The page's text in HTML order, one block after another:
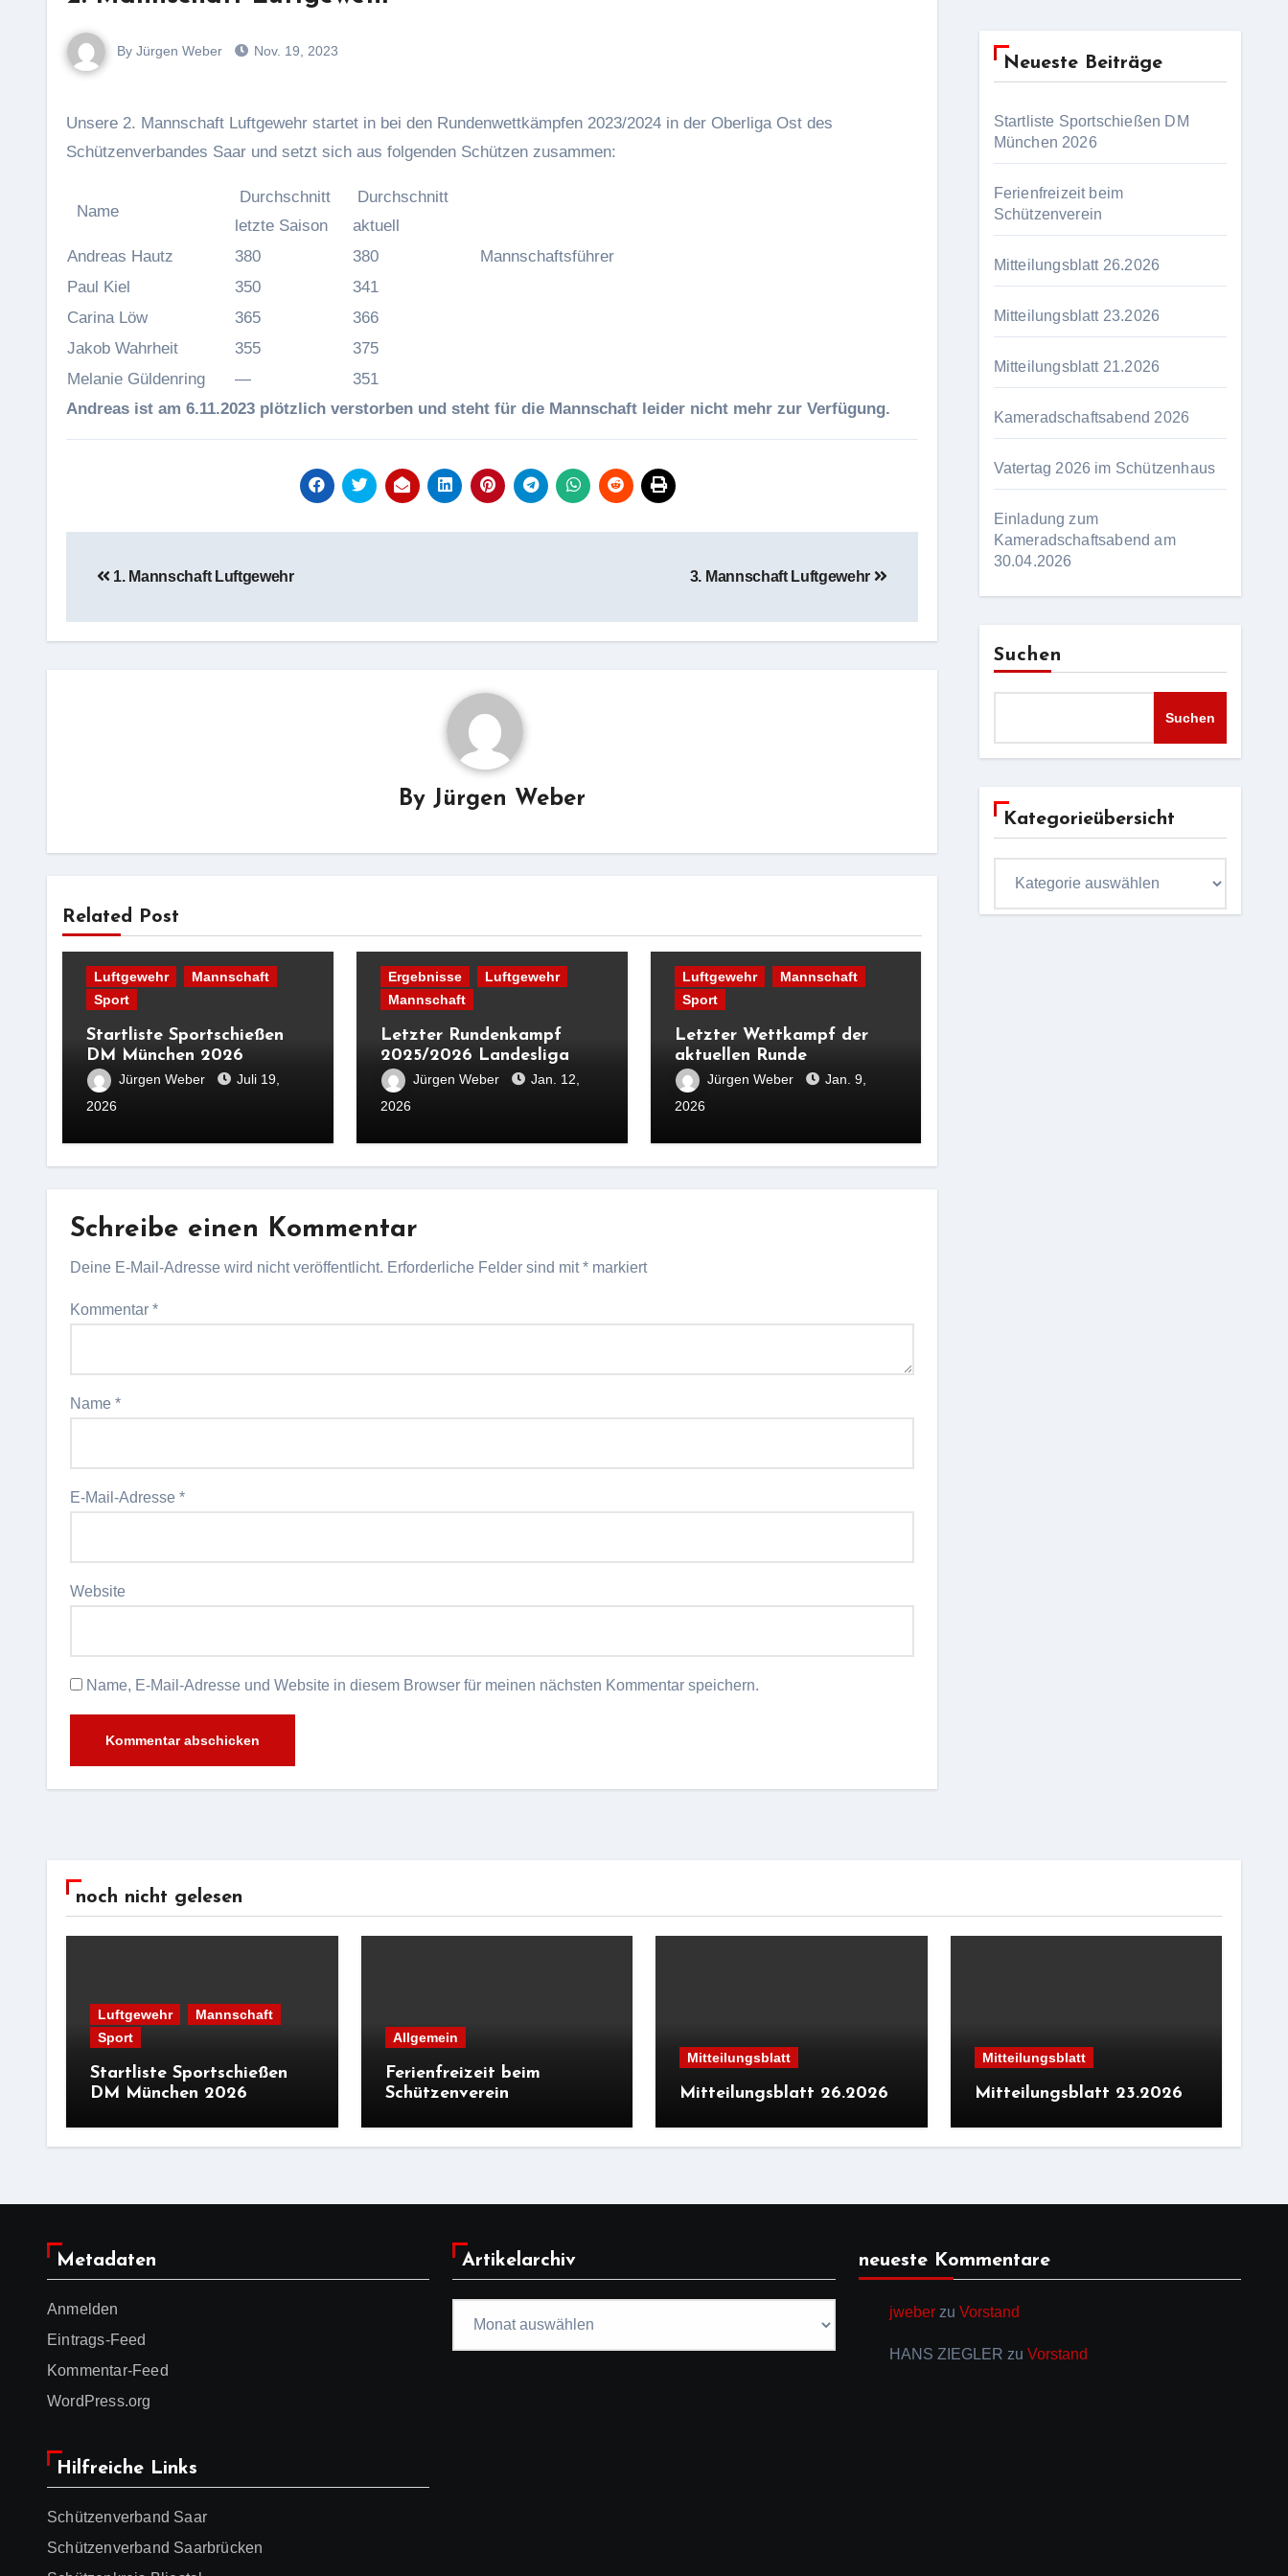
By Jürgen Weber Nov. 19, 2023
Unsere 2. Mannschaft Luftgewehr startet in bei den Rundenwettkämpfen 2023/2024 in der Oberliga Ost des
Schützenverbandes Saar und setzt sich aus folgenden Schützen zusammen:
Name
Durchschnitt
letzte Saison
Durchschnitt
aktuell
Andreas Hautz
380 380
Mannschaftsführer
Paul Kiel
350
341
Carina Löw
365
366
Jakob Wahrheit
355
375
Melanie Güldenring
—
351
Andreas ist am 6.11.2023 plötzlich verstorben und steht für die Mannschaft leider nicht mehr zur Verfügung.
1. Mannschaft Luftgewehr 3. Mannschaft Luftgewehr
By Jürgen Weber
Related Post
Luftgewehr
Mannschaft
Sport
Startliste Sportschießen
DM München 2026
Jürgen Weber
Juli 19,
2026
Ergebnisse
Luftgewehr
Mannschaft
Letzter Rundenkampf
2025/2026 Landesliga
Jürgen Weber
Jan. 12,
2026
Luftgewehr
Mannschaft
Sport
Letzter Wettkampf der
aktuellen Runde
Jürgen Weber
Jan. 9,
2026
Schreibe einen Kommentar
Deine E-Mail-Adresse wird nicht veröffentlicht. Erforderliche Felder sind mit* markiert
Kommentar *
Name *
E-Mail-Adresse *
Website
Name, E-Mail-Adresse und Website in diesem Browser für meinen nächsten Kommentar speichern.
Neueste Beiträge
Startliste Sportschießen DM
München 2026
Ferienfreizeit beim
Schützenverein
Mitteilungsblatt 26.2026
Mitteilungsblatt 23.2026
Mitteilungsblatt 21.2026
Kameradschaftsabend 2026
Vatertag 2026 im Schützenhaus
Einladung zum
Kameradschaftsabend am
30.04.2026
Suchen
Suchen
Kategorieübersicht
noch nicht gelesen
Luftgewehr
Mannschaft
Sport
Startliste Sportschießen
DM München 2026
Allgemein
Ferienfreizeit beim
Schützenverein
Mitteilungsblatt
Mitteilungsblatt 26.2026
Mitteilungsblatt
Mitteilungsblatt 23.2026
Metadaten
Anmelden
Eintrags-Feed
Kommentar-Feed
WordPress.org
Artikelarchiv neueste Kommentare
jweberzu Vorstand
HANS ZIEGLER zu Vorstand
Hilfreiche Links
Schützenverband Saar
Schützenverband Saarbrücken